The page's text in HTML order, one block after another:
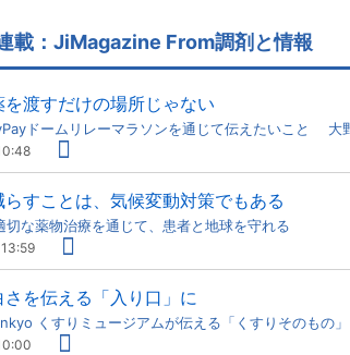
載：JiMagazine From調剤と情報
を渡すだけの場所じゃない
ドームリレーマラソンを通じて伝えたいこと 大
らすことは、気候変動対策でもある
切な薬物治療を通じて、患者と地球を守れる
さを伝える「入り口」に
くすりミュージアムが伝える「くすりそのもの」